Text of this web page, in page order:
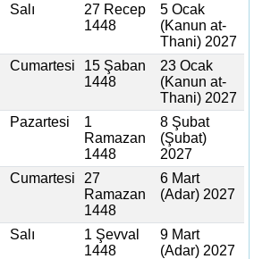
Salı
27 Recep
1448
5 Ocak
(Kanun at-
Thani) 2027
Cumartesi
15 Şaban
1448
23 Ocak
(Kanun at-
Thani) 2027
Pazartesi
1
Ramazan
1448
8 Şubat
(Şubat)
2027
Cumartesi
27
Ramazan
1448
6 Mart
(Adar) 2027
Salı
1 Şevval
1448
9 Mart
(Adar) 2027